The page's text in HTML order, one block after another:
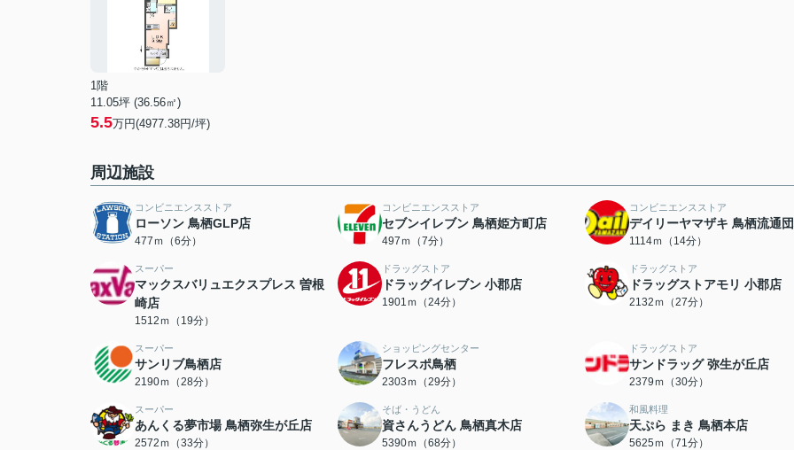
1階
11.05坪 (36.56㎡)
5.5万円(4977.38円/坪)
周辺施設
コンビニエンスストア
ローソン 鳥栖GLP店
477ｍ（6分）
コンビニエンスストア
セブンイレブン 鳥栖姫方町店
497ｍ（7分）
コンビニエンスストア
デイリーヤマザキ 鳥栖流通
1114ｍ（14分）
スーパー
マックスバリュエクスプレス 曽根
崎店
1512ｍ（19分）
ドラッグストア
ドラッグイレブン 小郡店
1901ｍ（24分）
ドラッグストア
ドラッグストアモリ 小郡店
2132ｍ（27分）
スーパー
サンリブ鳥栖店
2190ｍ（28分）
ショッピングセンター
フレスポ鳥栖
2303ｍ（29分）
ドラッグストア
サンドラッグ 弥生が丘店
2379ｍ（30分）
スーパー
あんくる夢市場 鳥栖弥生が丘店
2572ｍ（33分）
そば・うどん
資さんうどん 鳥栖真木店
5390ｍ（68分）
和風料理
天ぷら まき 鳥栖本店
5625ｍ（71分）